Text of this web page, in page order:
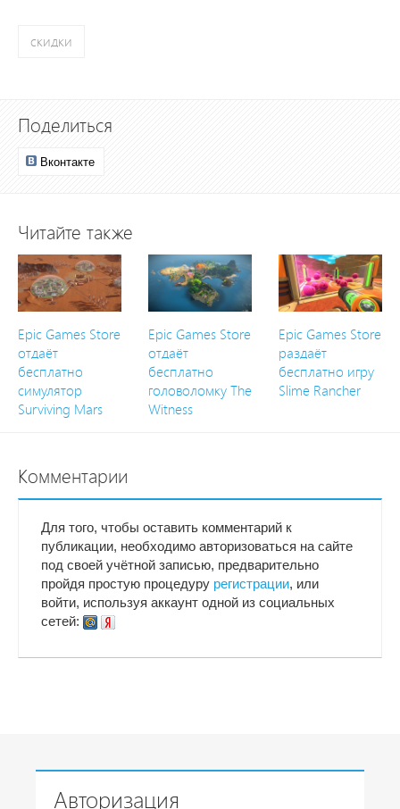
скидки
Поделиться
Вконтакте
Читайте также
Epic Games Store
отдаёт
бесплатно
симулятор
Surviving Mars
Epic Games Store
отдаёт
бесплатно
головоломку The
Witness
Epic Games Store
раздаёт
бесплатно игру
Slime Rancher
Комментарии
Для того, чтобы оставить комментарий к
публикации, необходимо авторизоваться на сайте
под своей учётной записью, предварительно
пройдя простую процедуру регистрации, или
войти, используя аккаунт одной из социальных
сетей:
Авторизация